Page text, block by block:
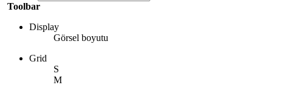
Toolbar
Display
Görsel boyutu
Grid
S
M